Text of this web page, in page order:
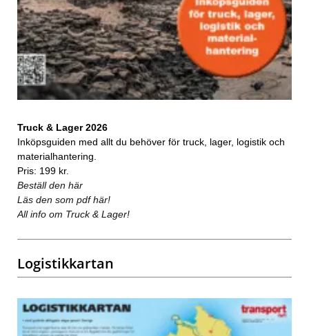
Truck & Lager 2026
Inköpsguiden med allt du behöver för truck, lager, logistik och
materialhantering.
Pris: 199 kr.
Beställ den här
Läs den som pdf här!
All info om Truck & Lager!
Logistikkartan